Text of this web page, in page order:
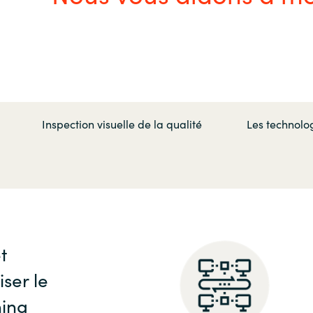
Germany
Malaysia
Inspection visuelle de la qualité Les
le